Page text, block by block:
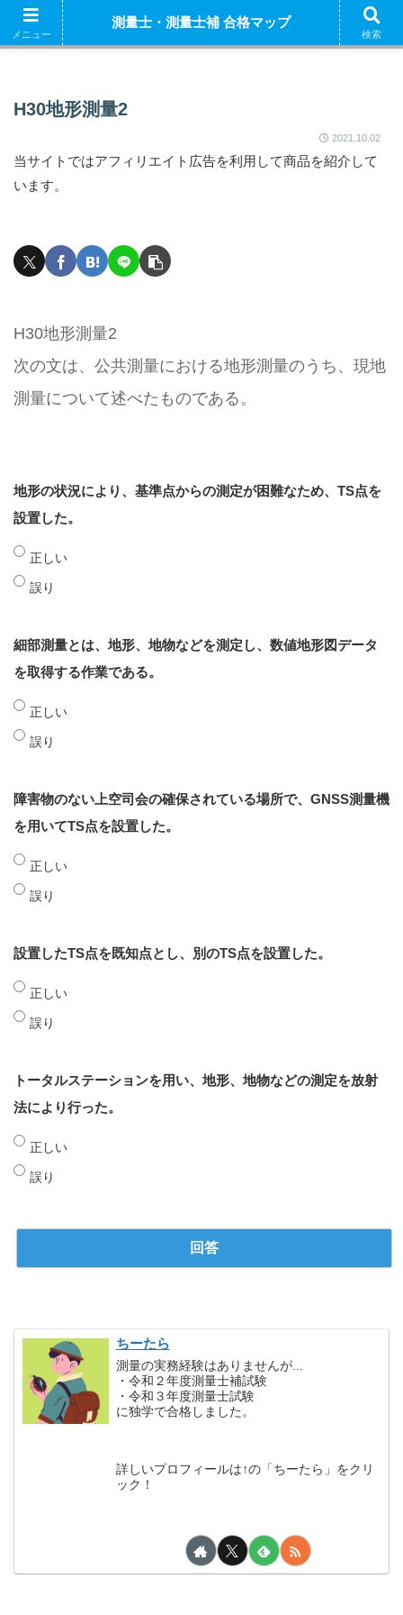
ホーム 測量
H30地形測量2
2021.10.02
当サイトではアフィリエイト広告を利用して商品を紹介して
います。
H30地形測量2
次の文は、公共測量における地形測量のうち、現地
測量について述べたものである。
地形の状況により、基準点からの測定が困難なため、TS点を
設置した。
正しい
誤り
細部測量とは、地形、地物などを測定し、数値地形図データ
を取得する作業である。
正しい
誤り
障害物のない上空司会の確保されている場所で、GNSS測量機
を用いてTS点を設置した。
正しい
誤り
設置したTS点を既知点とし、別のTS点を設置した。
正しい
誤り
トータルステーションを用い、地形、地物などの測定を放射
法により行った。
正しい
誤り
ちーたら
測量の実務経験はありませんが...
・令和２年度測量士補試験
・令和３年度測量士試験
に独学で合格しました。
詳しいプロフィールは↑の「ちーたら」をクリ
ック！
メニュー
測量士・測量士補 合格マップ
検索